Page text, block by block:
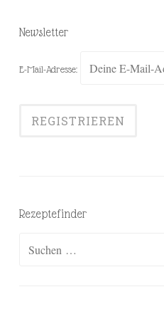
Newsletter
E-Mail-Adresse:
Rezeptefinder